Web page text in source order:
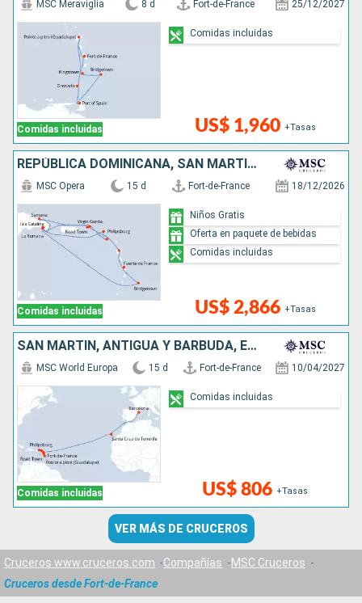
Comidas incluidas
MSC Meraviglia 8 d Fort-de-France 25/12/2027
US$ 1,960 +Tasas
Comidas incluidas
REPÚBLICA DOMINICANA, SAN MARTÍN, BARBADOS
Comidas incluidas
MSC Opera 15 d Fort-de-France 18/12/2026
US$ 2,866 +Tasas
Niños Gratis
Oferta en paquete de bebidas
Comidas incluidas
SAN MARTÍN, ANTIGUA Y BARBUDA, ESPAÑA
Comidas incluidas
MSC World Europa 15 d Fort-de-France 10/04/2027
US$ 806 +Tasas
Comidas incluidas
VER MÁS DE CRUCEROS
Cruceros www.cruceros.com Compañías
MSC Cruceros
Cruceros desde Fort-de-France